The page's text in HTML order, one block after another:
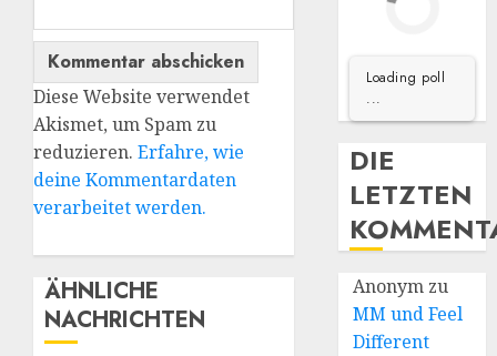
Diese Website verwendet
Akismet, um Spam zu
reduzieren. Erfahre, wie
deine Kommentardaten
verarbeitet werden.
ÄHNLICHE
NACHRICHTEN
Loading poll
...
DIE
LETZTEN
Anonym zu
MM und Feel
Different